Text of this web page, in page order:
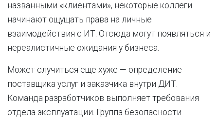
названными «клиентами», некоторые коллеги
начинают ощущать права на личные
взаимодействия с ИТ. Отсюда могут появляться и
нереалистичные ожидания у бизнеса.
Может случиться еще хуже — определение
поставщика услуг и заказчика внутри ДИТ.
Команда разработчиков выполняет требования
отдела эксплуатации. Группа безопасности